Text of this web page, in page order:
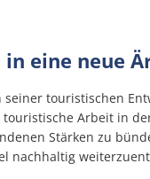
Aktuelle
Vergebene
eine neue
seiner touristischen
Arbeit in
Stärken zu
nachhaltig